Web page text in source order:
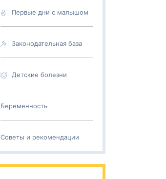
Первые дни с малышом
Законодательная база
Детские болезни
Беременность
Советы и рекомендации